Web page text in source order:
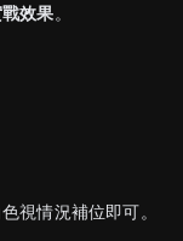
效果。
視情況補位即可。